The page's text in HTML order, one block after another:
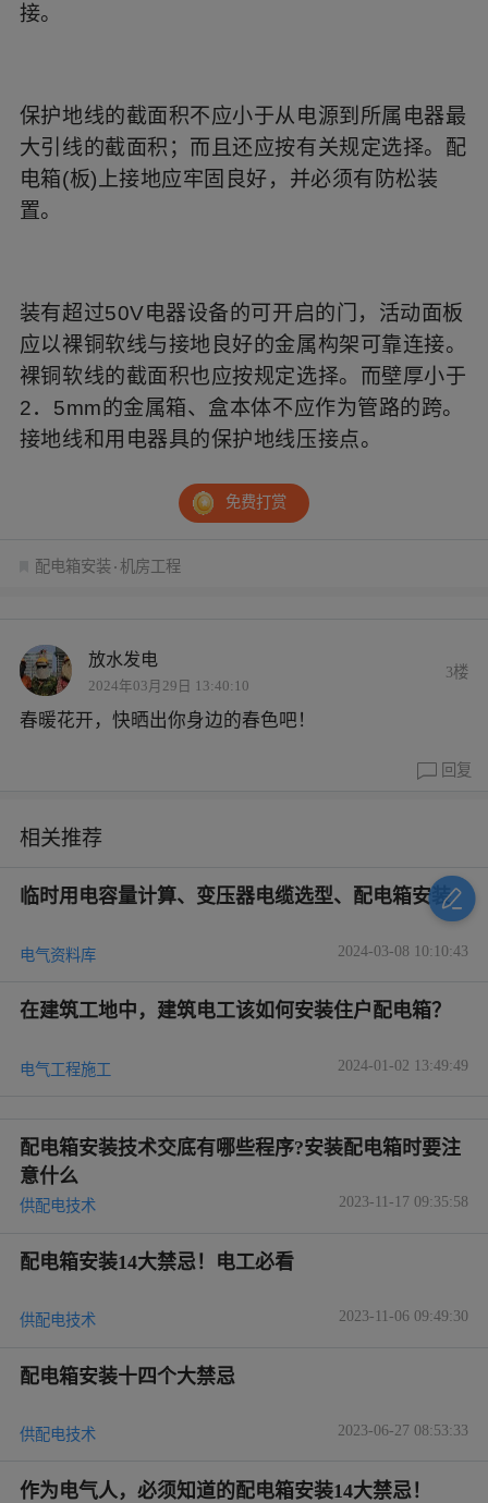
接。
保护地线的截面积不应小于从电源到所属电器最
大引线的截面积；而且还应按有关规定选择。配
电箱(板)上接地应牢固良好，并必须有防松装
置。
装有超过50V电器设备的可开启的门，活动面板
应以裸铜软线与接地良好的金属构架可靠连接。
裸铜软线的截面积也应按规定选择。而壁厚小于
2．5mm的金属箱、盒本体不应作为管路的跨。
接地线和用电器具的保护地线压接点。
免费打赏
配电箱安装 机房工程
放水发电
2024年03月29日 13:40:10
3楼
春暖花开，快晒出你身边的春色吧！
回复
相关推荐
临时用电容量计算、变压器电缆选型、配电箱安装
电气资料库 2024-03-08 10:10:43
在建筑工地中，建筑电工该如何安装住户配电箱？
电气工程施工 2024-01-02 13:49:49
配电箱安装技术交底有哪些程序?安装配电箱时要注
意什么
供配电技术 2023-11-17 09:35:58
配电箱安装14大禁忌！电工必看
供配电技术 2023-11-06 09:49:30
配电箱安装十四个大禁忌
供配电技术 2023-06-27 08:53:33
作为电气人，必须知道的配电箱安装14大禁忌！